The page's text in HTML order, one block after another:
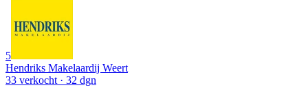
5
Hendriks Makelaardij Weert
33 verkocht · 32 dgn